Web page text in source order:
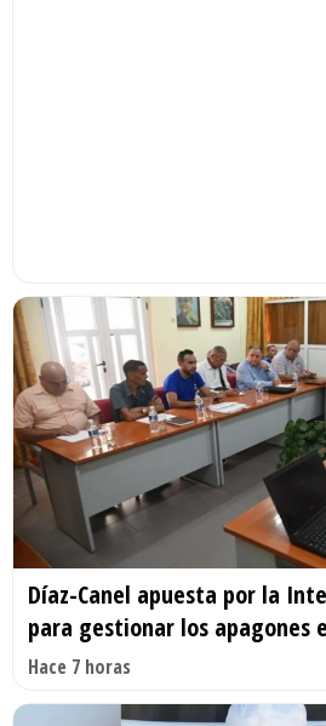
Díaz-Canel apuesta por la
para gestionar los apagones
Hace 7 horas